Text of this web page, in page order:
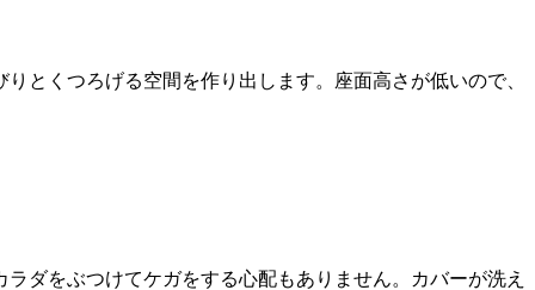
とくつろげる空間を作り出します。座面高さが低いので、
ダをぶつけてケガをする心配もありません。カバーが洗え